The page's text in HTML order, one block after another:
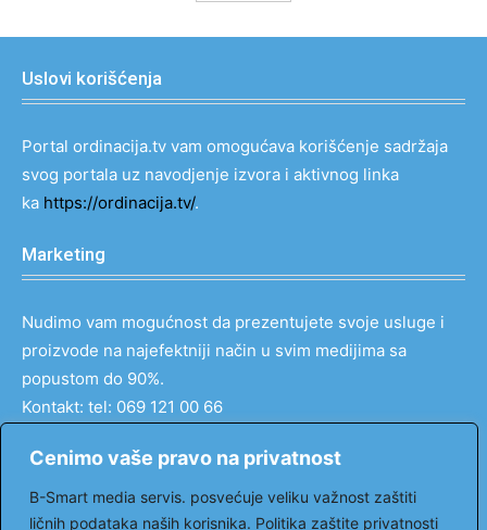
Cenimo vaše pravo na privatnost
B-Smart media servis. posvećuje veliku važnost zaštiti
ličnih podataka naših korisnika. Politika zaštite privatnosti
Uslovi korišćenja
Portal ordinacija.tv vam omogućava korišćenje sadržaja
svog portala uz navodjenje izvora i aktivnog linka
ka https://ordinacija.tv/.
Marketing
Nudimo vam mogućnost da prezentujete svoje usluge i
proizvode na najefektniji način u svim medijima sa
popustom do 90%.
Kontakt: tel: 069 121 00 66
Pratite nas